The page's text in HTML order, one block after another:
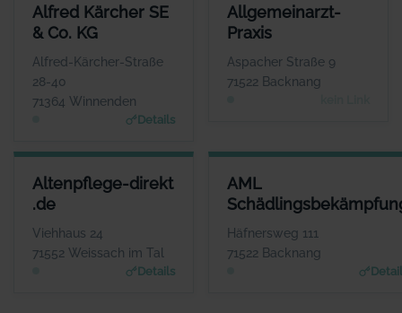
Alfred Kärcher SE
& Co. KG
Alfred-Kärcher-Straße
28-40
71364 Winnenden
Details
ALFRED KÄRCHER SE & CO. KG
Herr Hartmut Jenner
WEBSITE
www.de.kaercher.com
Allgemeinarzt-
Praxis
Aspacher Straße 9
71522 Backnang
ALLGEMEINARZT-PRAXIS
ANSPRECHPARTNER
Frau Susanne Thies-
Tenschert
Keine Website hinterlegt
Altenpflege-direkt
.de
Viehhaus 24
71552 Weissach im Tal
Details
ALTENPFLEGE-DIREKT .DE
ANSPRECHPARTNER
www.altenpflege-direkt.
de
AML
Häfnersweg 111
71522 Backnang
AML
Herr Adrian
www.aml-schaedlingsbekaem